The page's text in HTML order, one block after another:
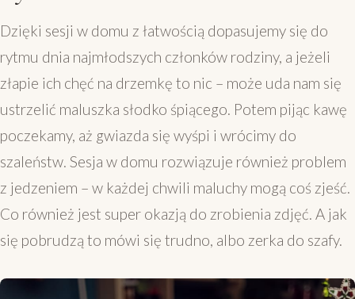
Dzięki sesji w domu z łatwością dopasujemy się do
rytmu dnia najmłodszych członków rodziny, a jeżeli
złapie ich chęć na drzemkę to nic – może uda nam się
ustrzelić maluszka słodko śpiącego. Potem pijąc kawę
poczekamy, aż gwiazda się wyśpi i wrócimy do
szaleństw. Sesja w domu rozwiązuje również problem
z jedzeniem – w każdej chwili maluchy mogą coś zjeść.
Co również jest super okazją do zrobienia zdjęć. A jak
się pobrudzą to mówi się trudno, albo zerka do szafy.